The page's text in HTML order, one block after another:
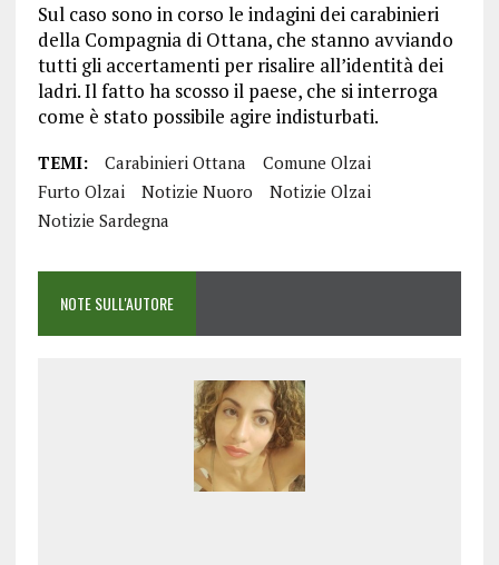
Sul caso sono in corso le indagini dei carabinieri
della Compagnia di Ottana, che stanno avviando
tutti gli accertamenti per risalire all’identità dei
ladri. Il fatto ha scosso il paese, che si interroga
come è stato possibile agire indisturbati.
TEMI: Carabinieri Ottana
Comune Olzai
Furto Olzai
Notizie Nuoro
Notizie Olzai
Notizie Sardegna
NOTE SULL'AUTORE